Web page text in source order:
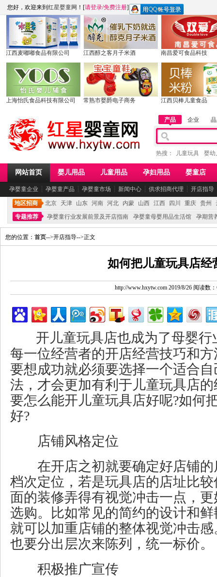
您好，欢迎来到 红星婴童网 ！[请登录/免费注册]
江西麦嘟嘟食品有限公司 江西醇之客月子米酒 南昌爱可食品科技
上海怡氏食品科技有限公司 常熟市婴爵电子商务 江西贝棒儿童食品
产品 企业
热搜： 儿童玩具 婴幼
网站首页 婴儿用品 儿童用品 孕妇用品 婴童店
孕婴童企业 ┆ 孕婴童产品 ┆ 孕婴童市场 ┆ 新闻中心 ┆ 供求招商代理 ┆ 开店指导
地区招商 北京 天津 山东 河南 河北 内蒙 山西 江西 四川 重庆 贵州
专题推荐
孕婴童行业发展前景及开店指南 孕婴童母婴用品生活馆 孕期营
您的位置： 首页-->开店指导-->正文
如何把儿童玩具店经
http://www.hxytw.com 2019/8/26 阅读数
开儿童玩具店也成为了母婴行
每一位经营者的开店经营技巧和
要想成功就必须要选择一个适合
法，才会更加有利于儿童玩具店
要怎么能开儿童玩具店好呢?如何
好?
店铺风格定位
在开店之初就要确定好店铺的
档次定位，若是玩具店的店址比
面的装修弄得有视觉冲击一点，
选购。比如常见的简约的设计和
就可以加重店铺的整体视觉冲击
也要分出层次来陈列，统一标价。
积极推广宣传